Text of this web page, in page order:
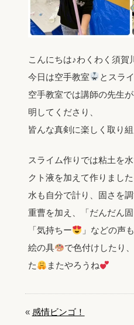
こんにちは♪わくわく須賀
今日は空手教室
とスラ
空手教室では講師の先生
明してくださり、
皆んな真剣に楽しく取り
スライム作りでは粘土を
クト液を加えて作りました
水も自分で計り、固さを
重曹を加え、「だんだん
「気持ちー
」などの声も
絵の具
で色付けしたり
た
またやろうね
« 感情ビンゴ！